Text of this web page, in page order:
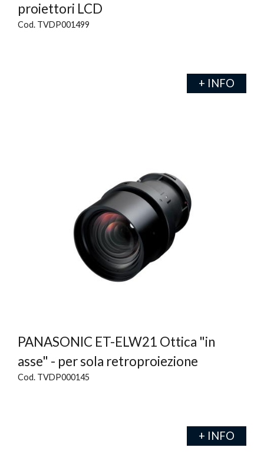
proiettori LCD
Cod. TVDP001499
+ INFO
PANASONIC ET-ELW21 Ottica "in
asse" - per sola retroproiezione
Cod. TVDP000145
+ INFO